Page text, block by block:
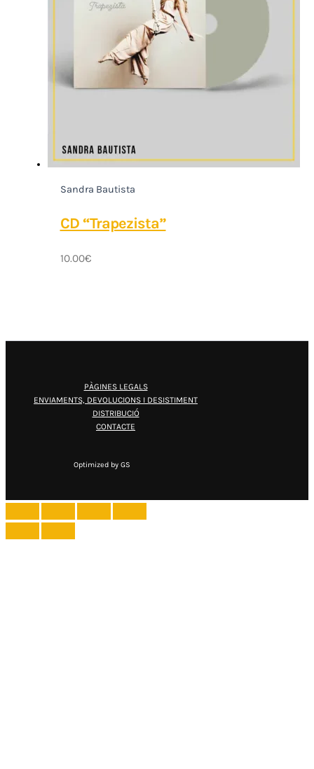
Sandra Bautista
CD “Trapezista”
10.00€
PÀGINES LEGALS
ENVIAMENTS, DEVOLUCIONS I DESISTIMENT
DISTRIBUCIÓ
CONTACTE
Optimized by GS